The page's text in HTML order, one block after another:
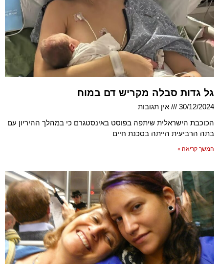
גל גדות סבלה מקריש דם במוח
30/12/2024
אין תגובות
הכוכבת הישראלית שיתפה בפוסט באינסטגרם כי במהלך ההיריון עם
בתה הרביעית הייתה בסכנת חיים
המשך קריאה »